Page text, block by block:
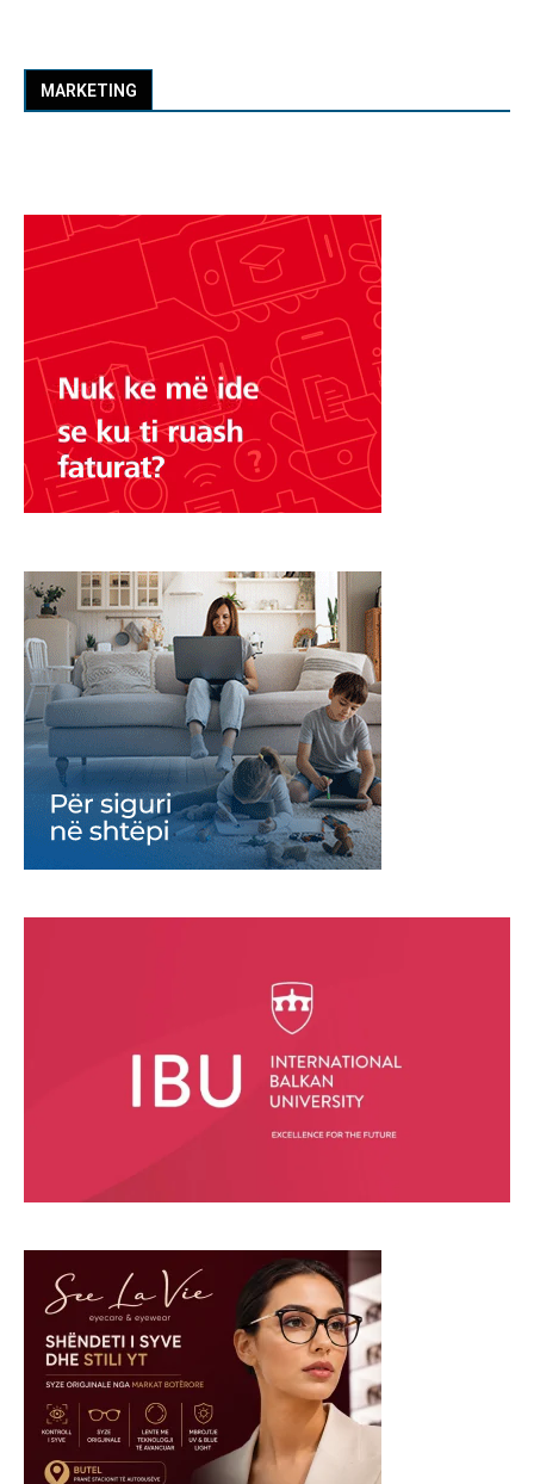
MARKETING